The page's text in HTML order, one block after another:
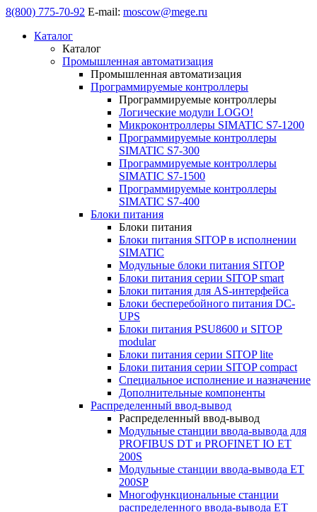
8(800) 775-70-92 E-mail: moscow@mege.ru
Каталог
Каталог
Промышленная автоматизация
Промышленная автоматизация
Программируемые контроллеры
Программируемые контроллеры
Логические модули LOGO!
Микроконтроллеры SIMATIC S7-1200
Программируемые контроллеры
SIMATIC S7-300
Программируемые контроллеры
SIMATIC S7-1500
Программируемые контроллеры
SIMATIC S7-400
Блоки питания
Блоки питания
Блоки питания SITOP в исполнении
SIMATIC
Модульные блоки питания SITOP
Блоки питания серии SITOP smart
Блоки питания для AS-интерфейса
Блоки бесперебойного питания DC-
UPS
Блоки питания PSU8600 и SITOP
modular
Блоки питания серии SITOP lite
Блоки питания серии SITOP compact
Специальное исполнение и назначение
Дополнительные компоненты
Распределенный ввод-вывод
Распределенный ввод-вывод
Модульные станции ввода-вывода для
PROFIBUS DT и PROFINET IO ET
200S
Модульные станции ввода-вывода ET
200SP
Многофункциональные станции
распределенного ввода-вывода ET